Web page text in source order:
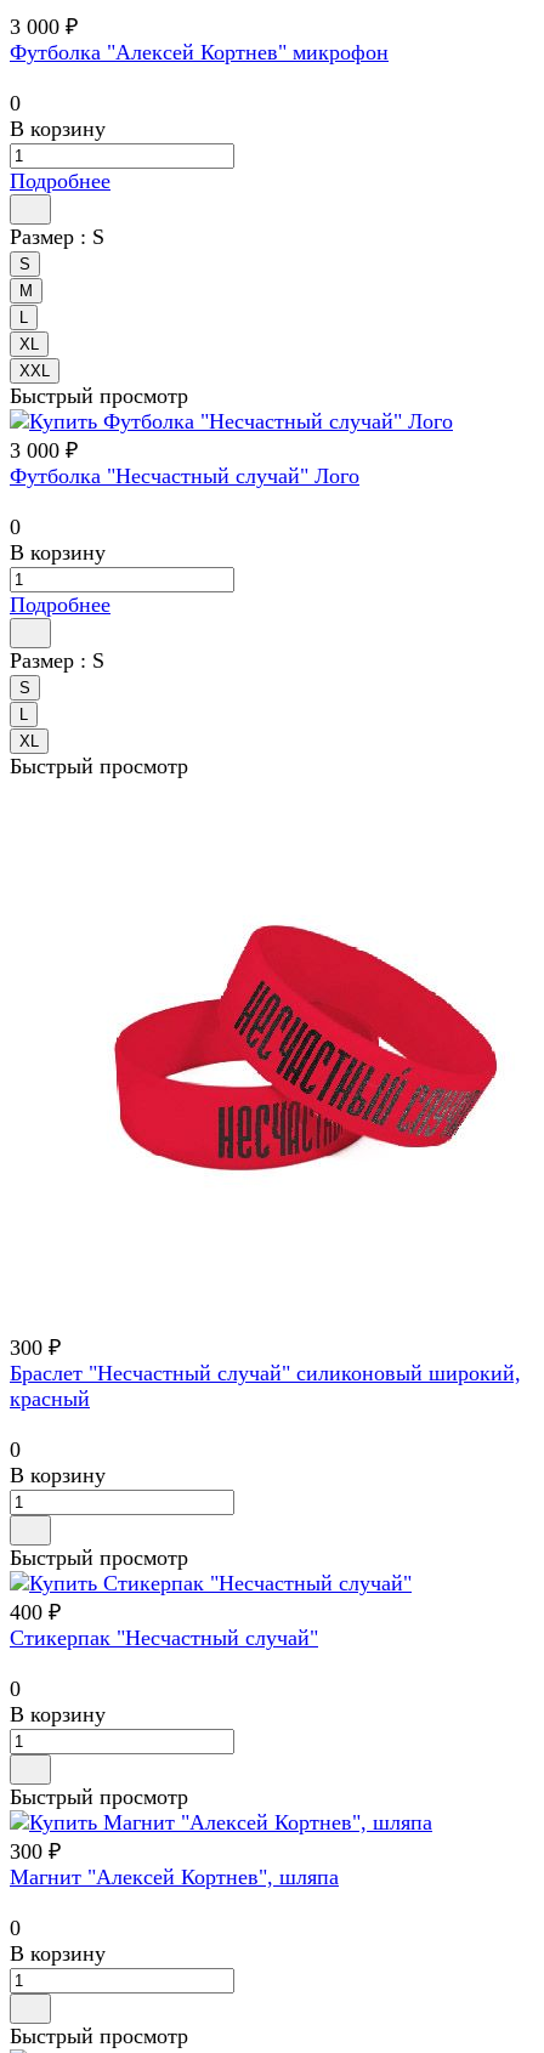
3 000 ₽
Футболка "Алексей Кортнев" микрофон
0
В корзину
Подробнее
Размер : S
S
M
XL
XXL
Быстрый просмотр
3 000 ₽
Футболка "Несчастный случай" Лого
0
В корзину
Подробнее
Размер : S
S
XL
Быстрый просмотр
300 ₽
Браслет "Несчастный случай" силиконовый широкий,
красный
0
В корзину
Быстрый просмотр
400 ₽
Стикерпак "Несчастный случай"
0
В корзину
Быстрый просмотр
300 ₽
Магнит "Алексей Кортнев", шляпа
0
В корзину
Быстрый просмотр